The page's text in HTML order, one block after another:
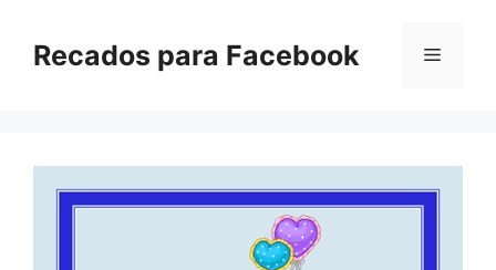
paraRecados para Facebook Menu